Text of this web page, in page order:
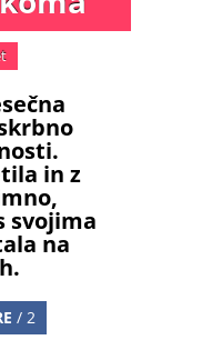
in z
svojima
na
/ 2